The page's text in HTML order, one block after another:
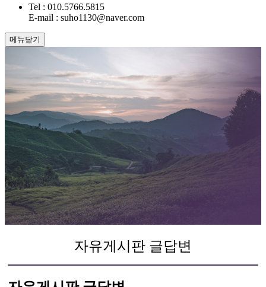
Tel : 010.5766.5815
E-mail : suho1130@naver.com
메뉴닫기
자유게시판 글답변